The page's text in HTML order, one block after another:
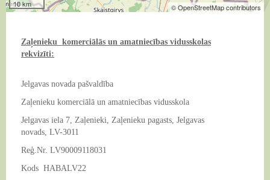
Dokumenti
Interešu izglītība
Augkopība
Pirmsskolas izglītība
E-vide
10 km © OpenStreetMap contributors
Zaļenieku komerciālās un amatniecības vidusskolas
rekvizīti:
Jelgavas novada pašvaldība
Zaļenieku komerciālā un amatniecības vidusskola
Jelgavas iela 7, Zaļenieki, Zaļenieku pagasts, Jelgavas
novads, LV-3011
Reģ.Nr. LV90009118031
Kods HABALV22